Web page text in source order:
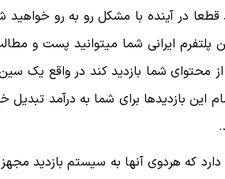
در آینده با مشکل رو به رو خواهید
این پلتفرم ایرانی شما میتوانید پست و
محتوای شما بازدید کند در واقع یک
این بازدیدها برای شما به درآمد
که هردوی آنها به سیستم بازدید